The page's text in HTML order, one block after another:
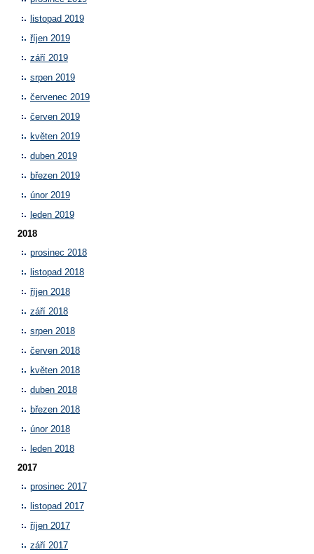
listopad 2019
říjen 2019
září 2019
srpen 2019
červenec 2019
červen 2019
květen 2019
duben 2019
březen 2019
únor 2019
leden 2019
2018
prosinec 2018
listopad 2018
říjen 2018
září 2018
srpen 2018
červen 2018
květen 2018
duben 2018
březen 2018
únor 2018
leden 2018
2017
prosinec 2017
listopad 2017
říjen 2017
září 2017